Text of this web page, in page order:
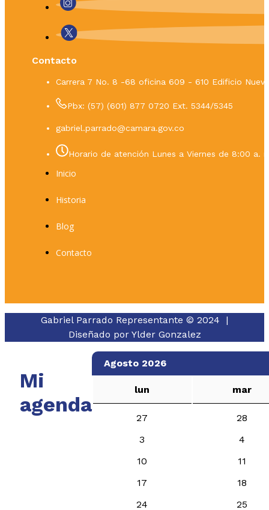
Contacto
Carrera 7 No. 8 -68 oficina 609 - 610 Edificio
Pbx: (57) (601) 877 0720 Ext. 5344/5345
gabriel.parrado@camara.gov.co
Horario de atención Lunes a Viernes de 8:00 a.
Inicio
Historia
Blog
Contacto
Gabriel Parrado Representante © 2024 |
Diseñado por Ylder Gonzalez
Mi
agenda
Agosto 2026
lun mar
27
28
3
4
10
11
17
18
24
25